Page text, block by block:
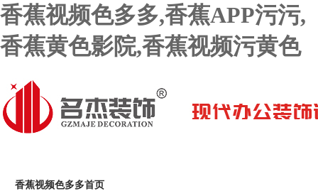
香蕉视频色多多,香蕉APP污污,
香蕉黄色影院,香蕉视频污黄色
香蕉视频色多多首页